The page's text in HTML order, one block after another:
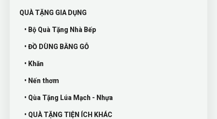
QUÀ TẶNG GIA DỤNG
• Bộ Quà Tặng Nhà Bếp
• ĐỒ DÙNG BẰNG GỖ
• Khăn
• Nến thơm
• Qùa Tặng Lúa Mạch - Nhựa
• QUÀ TẶNG TIỆN ÍCH KHÁC